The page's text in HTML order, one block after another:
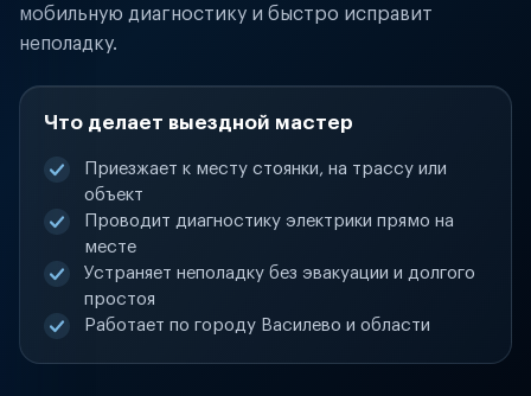
мобильную диагностику и быстро исправит
неполадку.
Что делает выездной мастер
Приезжает к месту стоянки, на трассу или
объект
Проводит диагностику электрики прямо на
месте
Устраняет неполадку без эвакуации и долгого
простоя
Работает по городу Василево и области